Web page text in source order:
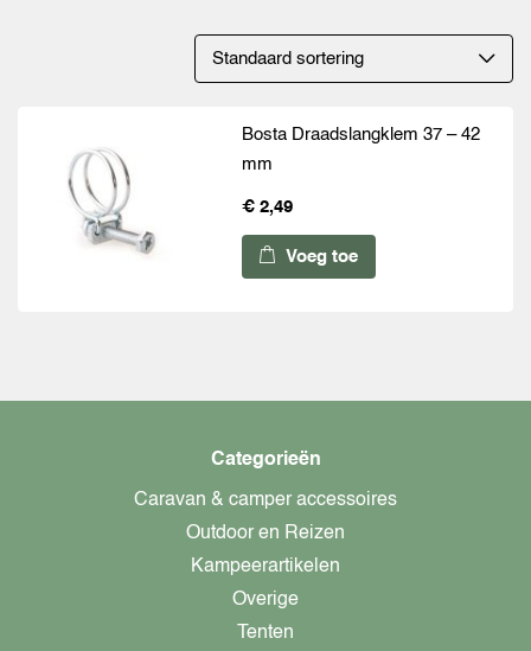
Bosta Draadslangklem 37 – 42
mm
€ 2,49
Voeg toe
Categorieën
Caravan & camper accessoires
Outdoor en Reizen
Kampeerartikelen
Overige
Tenten